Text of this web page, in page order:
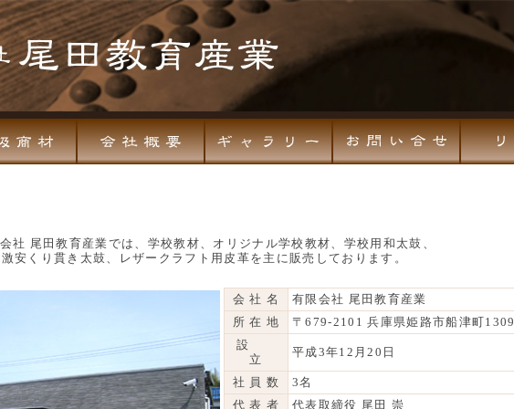
社 尾田教育産業では、学校教材、オリジナル学校教材、学校用和太鼓、
激安くり貫き太鼓、レザークラフト用皮革を主に販売しております。
会 社 名
有限会社 尾田教育産業
所 在 地
〒679-2101 兵庫県姫路市船津町1309
設
立
平成3年12月20日
社 員 数
3名
代 表 者
代表取締役 尾田 崇